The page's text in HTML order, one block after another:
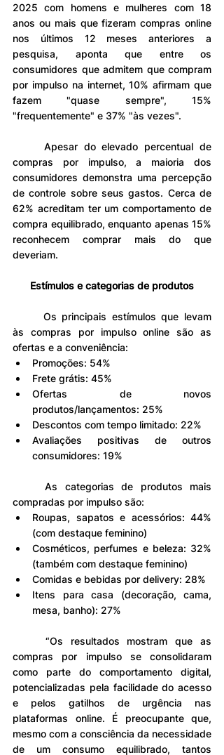
2025 com homens e mulheres com 18
anos ou mais que fizeram compras online
nos últimos 12 meses anteriores a
pesquisa, aponta que entre os
consumidores que admitem que compram
por impulso na internet, 10% afirmam que
fazem "quase sempre", 15%
"frequentemente" e 37% "às vezes".
compras por impulso, a maioria dos
consumidores demonstra uma percepção
de controle sobre seus gastos. Cerca de
62% acreditam ter um comportamento de
compra equilibrado, enquanto apenas 15%
reconhecem comprar mais do que
deveriam.
Estímulos e categorias de produtos
às compras por impulso online são as
ofertas e a conveniência:
Promoções: 54%
Frete grátis: 45%
Ofertas de novos
produtos/lançamentos: 25%
Descontos com tempo limitado: 22%
Avaliações positivas de outros
consumidores: 19%
	As categorias de produtos mais
compradas por impulso são:
Roupas, sapatos e acessórios: 44%
(com destaque feminino)
Cosméticos, perfumes e beleza: 32%
(também com destaque feminino)
Comidas e bebidas por delivery: 28%
Itens para casa (decoração, cama,
mesa, banho): 27%
compras por impulso se consolidaram
como parte do comportamento digital,
potencializadas pela facilidade do acesso
e pelos gatilhos de urgência nas
plataformas online. É preocupante que,
mesmo com a consciência da necessidade
de um consumo equilibrado, tantos